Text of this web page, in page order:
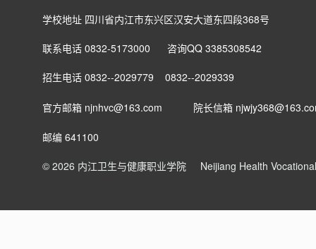
学校地址 四川省内江市东兴区汉安大道东四段368号
联系电话 0832-5173000 咨询QQ 3385308542
招生电话 0832--2029779 0832--2029339
官方邮箱 njnhvc@163.com 院长信箱
邮编 641100
© 2026 内江卫生与健康职业学院 Neijiang Health